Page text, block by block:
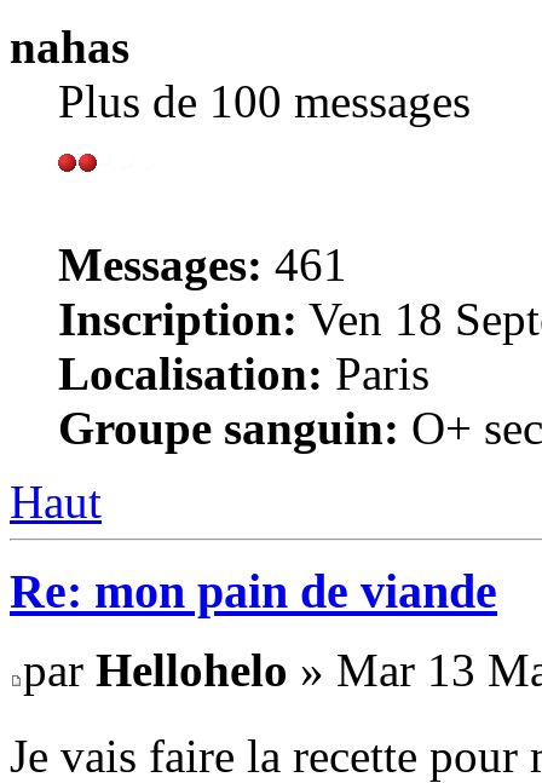
nahas
Plus de 100 messages
Messages: 461
Inscription: Ven 18
Localisation: Paris
Groupe sanguin: O+
Haut
Re: mon pain de viande
par Hellohelo » Mar 13
Je vais faire la recette